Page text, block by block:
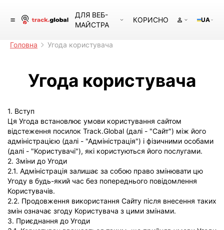
ДЛЯ ВЕБ-
МАЙСТРА
КОРИСНО UA
Головна Угода користувача
Угода користувача
1. Вступ
Ця Угода встановлює умови користування сайтом
відстеження посилок Track.Global (далі - "Сайт") між його
адміністрацією (далі - "Адміністрація") і фізичними особами
(далі - "Користувачі"), які користуються його послугами.
2. Зміни до Угоди
2.1. Адміністрація залишає за собою право змінювати цю
Угоду в будь-який час без попереднього повідомлення
Користувачів.
2.2. Продовження використання Сайту після внесення таких
змін означає згоду Користувача з цими змінами.
3. Приєднання до Угоди